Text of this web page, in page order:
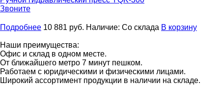
Звоните
Подробнее 10 881 руб. Наличие: Со склада В корзину
Наши преимущества:
Офис и склад в одном месте.
От ближайшего метро 7 минут пешком.
Работаем с юридическими и физическими лицами.
Широкий ассортимент продукции в наличии на складе.